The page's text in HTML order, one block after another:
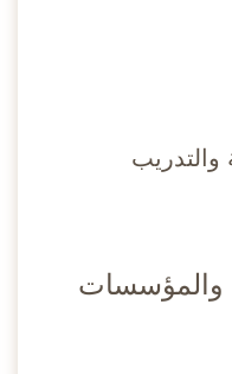
والتدريب
والمؤسسات